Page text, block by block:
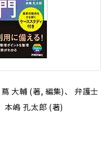
大輔 (著, 編集)、 弁護士
本嶋 孔太郎 (著)